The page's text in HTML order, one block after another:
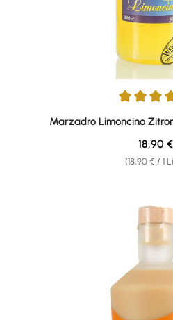
Durchschnittliche Bewertung
Marzadro Limoncino
(18,90 € / 1
18,90 €